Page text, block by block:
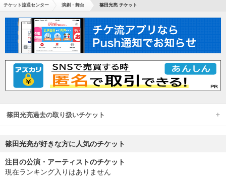
チケット流通センター 演劇・舞台 篠田光亮 チケット
篠田光亮過去の取り扱いチケット
篠田光亮が好きな方に人気のチケット
注目の公演・アーティストのチケット
現在ランキング入りはありません